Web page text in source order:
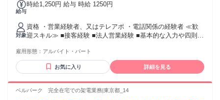
給与
時給1,250円 給与 時給 1250円
対象
資格 ・営業経験者、又はテレアポ ・電話関係の経験者 ≪歓
迎スキル≫ ■接客経験 ■法人営業経験 ■基本的な入力や四則計
雇用形態： アルバイト・パート
お気に入り 詳細を見る
ベルパーク 完全在宅での架電業務|東京都_14